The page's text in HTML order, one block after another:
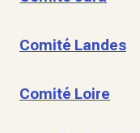
Comité Landes
Comité Loire